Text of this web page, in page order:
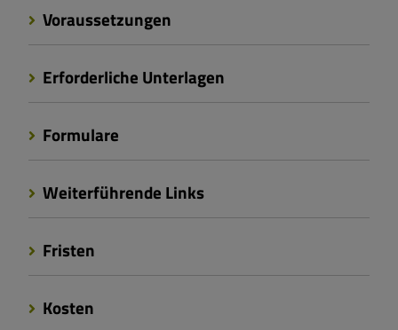
Voraussetzungen
Erforderliche Unterlagen
Formulare
Weiterführende Links
Fristen
Kosten